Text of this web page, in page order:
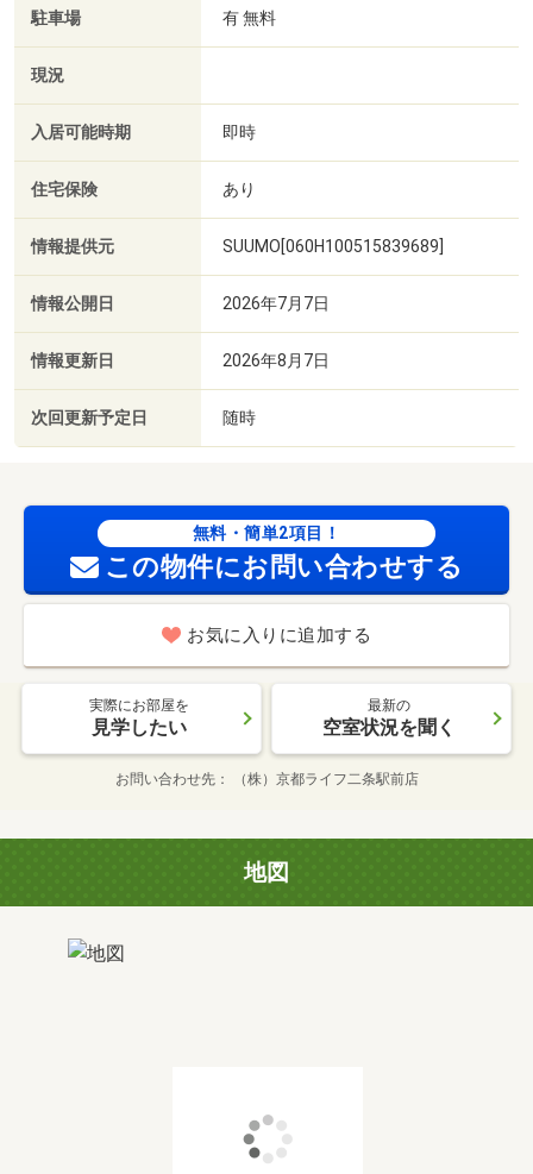
駐車場 有 無料
現況
入居可能時期 即時
住宅保険 あり
情報提供元 SUUMO[060H100515839689]
情報公開日 2026年7月7日
情報更新日 2026年8月7日
次回更新予定日 随時
無料・簡単2項目！
この物件にお問い合わせする
お気に入りに追加する
実際にお部屋を
見学したい
最新の
空室状況を聞く
お問い合わせ先 （株）京都ライフ二条駅前店
地図